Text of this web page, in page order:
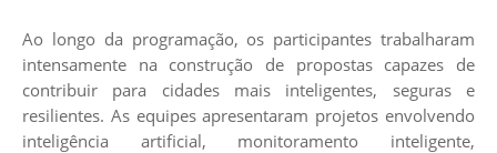
Ao longo da programação, os participantes trabalharam
intensamente na construção de propostas capazes de
contribuir para cidades mais inteligentes, seguras e
resilientes. As equipes apresentaram projetos envolvendo
inteligência artificial, monitoramento inteligente,